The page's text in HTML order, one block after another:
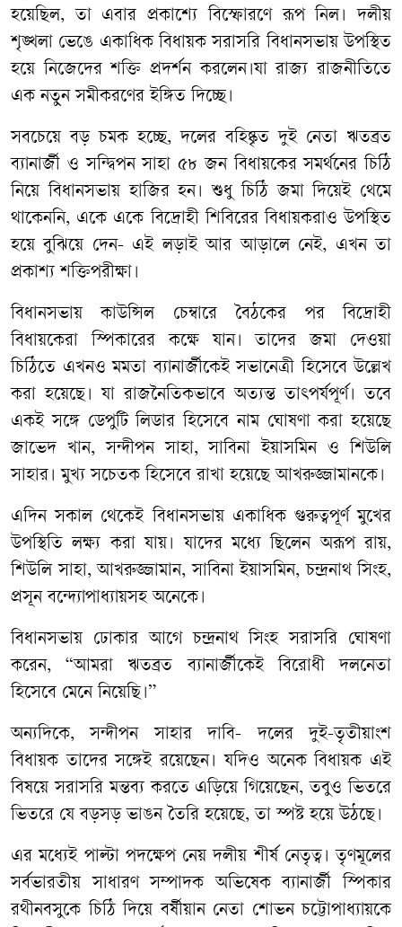
হয়েছিল, তা এবার প্রকাশ্যে বিস্ফোরণে রূপ নিল। দলীয়
শৃঙ্খলা ভেঙে একাধিক বিধায়ক সরাসরি বিধানসভায় উপস্থিত
হয়ে নিজেদের শক্তি প্রদর্শন করলেন।যা রাজ্য রাজনীতিতে
এক নতুন সমীকরণের ইঙ্গিত দিচ্ছে।
সবচেয়ে বড় চমক হচ্ছে, দলের বহিষ্কৃত দুই নেতা ঋতব্রত
ব্যানার্জী ও সন্দ্বিপন সাহা ৫৮ জন বিধায়কের সমর্থনের চিঠি
নিয়ে বিধানসভায় হাজির হন। শুধু চিঠি জমা দিয়েই থেমে
থাকেননি, একে একে বিদ্রোহী শিবিরের বিধায়করাও উপস্থিত
হয়ে বুঝিয়ে দেন- এই লড়াই আর আড়ালে নেই, এখন তা
প্রকাশ্য শক্তিপরীক্ষা।
বিধানসভায় কাউন্সিল চেম্বারে বৈঠকের পর বিদ্রোহী
বিধায়কেরা স্পিকারের কক্ষে যান। তাদের জমা দেওয়া
চিঠিতে এখনও মমতা ব্যানার্জীকেই সভানেত্রী হিসেবে উল্লেখ
করা হয়েছে। যা রাজনৈতিকভাবে অত্যন্ত তাৎপর্যপূর্ণ। তবে
একই সঙ্গে ডেপুটি লিডার হিসেবে নাম ঘোষণা করা হয়েছে
জাভেদ খান, সন্দীপন সাহা, সাবিনা ইয়াসমিন ও শিউলি
সাহার। মুখ্য সচেতক হিসেবে রাখা হয়েছে আখরুজ্জামানকে।
এদিন সকাল থেকেই বিধানসভায় একাধিক গুরুত্বপূর্ণ মুখের
উপস্থিতি লক্ষ্য করা যায়। যাদের মধ্যে ছিলেন অরূপ রায়,
শিউলি সাহা, আখরুজ্জামান, সাবিনা ইয়াসমিন, চন্দ্রনাথ সিংহ,
প্রসূন বন্দ্যোপাধ্যায়সহ অনেকে।
বিধানসভায় ঢোকার আগে চন্দ্রনাথ সিংহ সরাসরি ঘোষণা
করেন, “আমরা ঋতব্রত ব্যানার্জীকেই বিরোধী দলনেতা
হিসেবে মেনে নিয়েছি।”
অন্যদিকে, সন্দীপন সাহার দাবি- দলের দুই-তৃতীয়াংশ
বিধায়ক তাদের সঙ্গেই রয়েছেন। যদিও অনেক বিধায়ক এই
বিষয়ে সরাসরি মন্তব্য করতে এড়িয়ে গিয়েছেন, তবুও ভিতরে
ভিতরে যে বড়সড় ভাঙন তৈরি হয়েছে, তা স্পষ্ট হয়ে উঠছে।
এর মধ্যেই পাল্টা পদক্ষেপ নেয় দলীয় শীর্ষ নেতৃত্ব। তৃণমূলের
সর্বভারতীয় সাধারণ সম্পাদক অভিষেক ব্যানার্জী স্পিকার
রথীনবসুকে চিঠি দিয়ে বর্ষীয়ান নেতা শোভন চট্টোপাধ্যায়কে